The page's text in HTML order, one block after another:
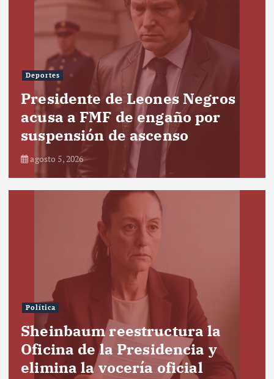
Deportes
Presidente de Leones Negros
acusa a FMF de engaño por
suspensión de ascenso
agosto 5, 2026
Política
Sheinbaum reestructura la
Oficina de la Presidencia y
elimina la vocería oficial